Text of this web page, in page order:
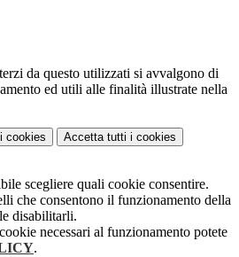
da questo utilizzati si avvalgono di
ed utili alle finalità illustrate nella
i cookies Accetta tutti i cookies
scegliere quali cookie consentire.
che consentono il funzionamento della
disabilitarli.
necessari al funzionamento potete
.